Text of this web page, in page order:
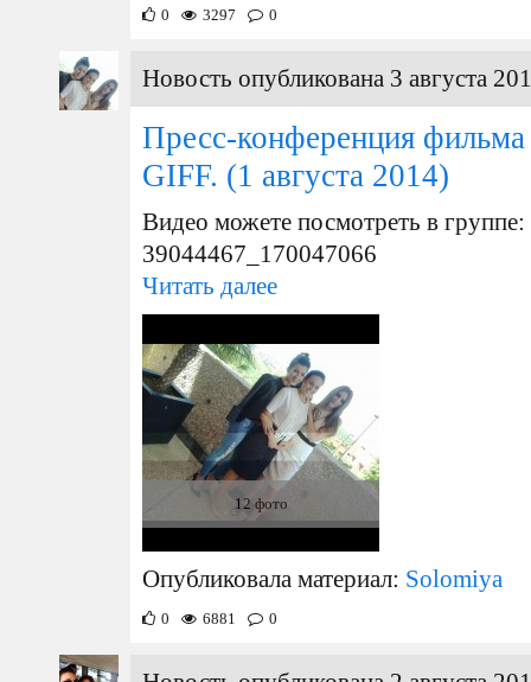
0 3297 0
Новость опубликована 3 августа
Пресс-конференция
GIFF. (1 августа 2014)
Видео можете посмотреть в
39044467_170047066
Читать далее
12 фото
Опубликовала материал: Solomiya
0 6881 0